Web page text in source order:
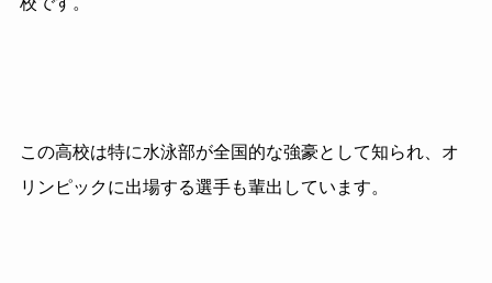
この高校は特に水泳部が全国的な強豪として知られ、オ
リンピックに出場する選手も輩出しています。